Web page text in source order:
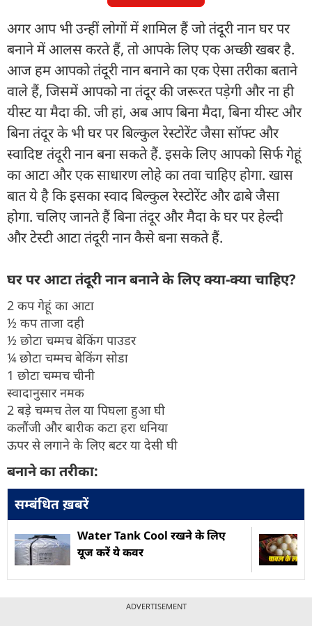
अगर आप भी उन्हीं लोगों में शामिल हैं जो तंदूरी नान घर पर
बनाने में आलस करते हैं, तो आपके लिए एक अच्छी खबर है.
आज हम आपको तंदूरी नान बनाने का एक ऐसा तरीका बताने
वाले हैं, जिसमें आपको ना तंदूर की जरूरत पड़ेगी और ना ही
यीस्ट या मैदा की. जी हां, अब आप बिना मैदा, बिना यीस्ट और
बिना तंदूर के भी घर पर बिल्कुल रेस्टोरेंट जैसा सॉफ्ट और
स्वादिष्ट तंदूरी नान बना सकते हैं. इसके लिए आपको सिर्फ गेहूं
का आटा और एक साधारण लोहे का तवा चाहिए होगा. खास
बात ये है कि इसका स्वाद बिल्कुल रेस्टोरेंट और ढाबे जैसा
होगा. चलिए जानते हैं बिना तंदूर और मैदा के घर पर हेल्दी
और टेस्टी आटा तंदूरी नान कैसे बना सकते हैं.
घर पर आटा तंदूरी नान बनाने के लिए क्या-क्या चाहिए?
2 कप गेहूं का आटा
½ कप ताजा दही
½ छोटा चम्मच बेकिंग पाउडर
¼ छोटा चम्मच बेकिंग सोडा
1 छोटा चम्मच चीनी
स्वादानुसार नमक
2 बड़े चम्मच तेल या पिघला हुआ घी
कलौंजी और बारीक कटा हरा धनिया
ऊपर से लगाने के लिए बटर या देसी घी
बनाने का तरीका:
सम्बंधित ख़बरें
Water Tank Cool रखने के लिए
यूज करें ये कवर
ADVERTISEMENT